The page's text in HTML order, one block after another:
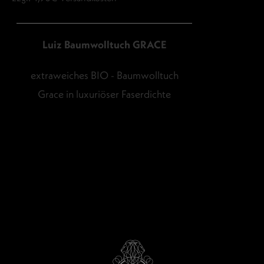
Luiz Baumwolltuch GRACE
extraweiches BIO - Baumwolltuch
Grace in luxuriöser Faserdichte